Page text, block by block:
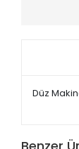
Düz